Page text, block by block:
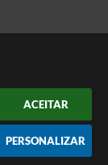
ACEITAR
PERSONALIZAR